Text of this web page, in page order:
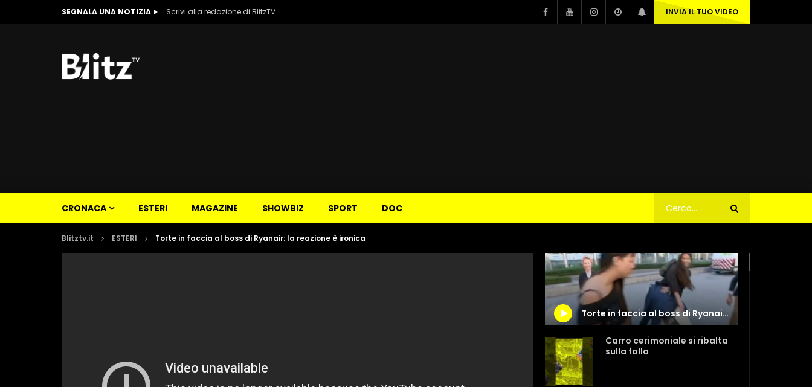
SEGNALA UNA NOTIZIA Scrivi alla redazione di BlitzTV INVIA IL TUO VIDEO
CRONACA ESTERI MAGAZINE SHOWBIZ SPORT DOC
Blitztv.it ESTERI Torte in faccia al boss di Ryanair: la reazione è ironica
Torte in faccia al boss di Ryanair: la reazione è ironica
Carro cerimoniale si ribalta
sulla folla